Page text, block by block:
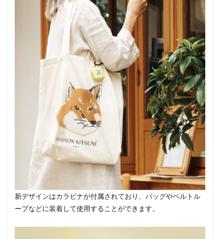
新デザインはカラビナが付属されており、バッグやベルトル
ープなどに装着して使用することができます。